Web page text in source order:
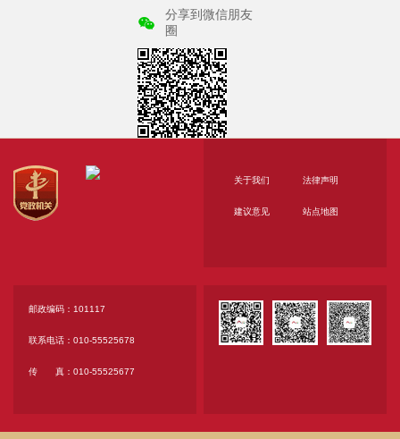
音像资料采编与储藏，图书资料网络系统设计、施
工、维护、管理，文献数字化处理，图书馆学研究，
图书、期刊资料编辑出版，知识培训与社会教育，承
担古籍的普查登记、修复、保护技术研究、整理出版
和修复人员培训、志愿服务等。
（二）机构设置情况
首都图书馆内设机构27个，分别是人事部、办公
室、党委办公室、后勤服务部、业务部、综合业务
部、财务部、保卫部、公共图书馆发展研究部、采编
作协调中心、历史文献中心、北京市古籍保护中心办
公室、信息咨询中心、宣传策划部、少儿阅读活动中
分享到微信朋友
圈
关于我们 法律声明
建议意见 站点地图
邮政编码：101117
联系电话：010-55525678
传 真：010-55525677